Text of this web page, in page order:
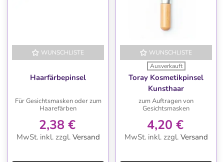
WUNSCHLISTE
Haarfärbepinsel
Für Gesichtsmasken oder zum
Haarefärben
2,38 €
MwSt. inkl. zzgl. Versand
WUNSCHLISTE
Ausverkauft
Toray Kosmetikpinsel
Kunsthaar
zum Auftragen von
Gesichtsmasken
4,20 €
MwSt. inkl. zzgl. Versand